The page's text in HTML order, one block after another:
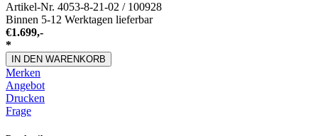
Artikel-Nr. 4053-8-21-02 / 100928
Binnen 5-12 Werktagen lieferbar
€1.699,-
*
IN DEN WARENKORB
Merken
Angebot
Drucken
Frage